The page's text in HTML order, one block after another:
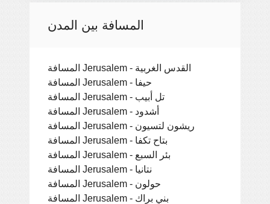
المسافة بين المدن
المسافة Jerusalem - القدس الغربية
المسافة Jerusalem - حيفا
المسافة Jerusalem - تل أبيب
المسافة Jerusalem - أشدود
المسافة Jerusalem - ريشون لتسيون
المسافة Jerusalem - بتاح تكفا
المسافة Jerusalem - بئر السبع
المسافة Jerusalem - نتانيا
المسافة Jerusalem - حولون
المسافة Jerusalem - بني براك